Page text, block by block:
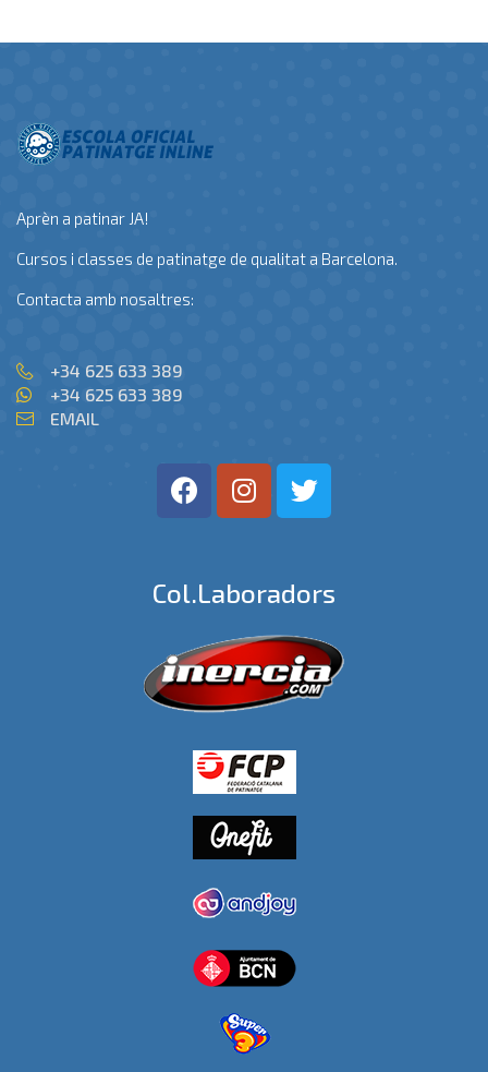
Aprèn a patinar JA!
Cursos i classes de patinatge de qualitat a Barcelona.
Contacta amb nosaltres:
+34 625 633 389
+34 625 633 389
EMAIL
Col.laboradors